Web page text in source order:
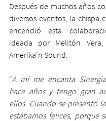
Después de muchos años
diversos eventos, la chispa
encendió esta
ideada por Melitón
Amerika’n Sound.
“A mí me encanta
hace años y tengo gran
ellos. Cuando se presentó
estábamos felices, porque